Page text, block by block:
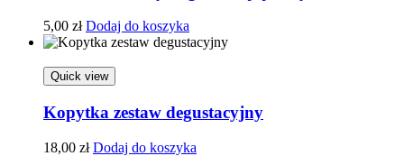
5,00 zł Dodaj do koszyka
Quick view
Kopytka zestaw degustacyjny
18,00 zł Dodaj do koszyka